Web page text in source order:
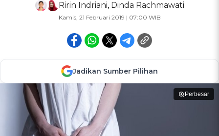
Ririn Indriani, Dinda Rachmawati
Kamis, 21 Februari 2019 | 07:00 WIB
Jadikan Sumber Pilihan
Perbesar